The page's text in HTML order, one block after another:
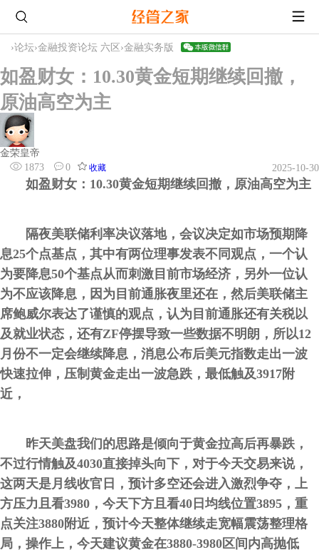
›论坛›金融投资论坛 六区 ›金融实务版
如盈财女：10.30黄金短期继续回撤，
原油高空为主
金荣皇帝
1873
0 收藏 2025-10-30
​ 如盈财女：10.30黄金短期继续回撤，原油高空为主
隔夜美联储利率决议落地，会议决定如市场预期降
息25个点基点，其中有两位理事发表不同观点，一个认
为要降息50个基点从而刺激目前市场经济，另外一位认
为不应该降息，因为目前通胀夜里还在，然后美联储主
席鲍威尔表达了谨慎的观点，认为目前通胀还有关税以
及就业状态，还有ZF停摆导致一些数据不明朗，所以12
月份不一定会继续降息，消息公布后美元指数走出一波
快速拉伸，压制黄金走出一波急跌，最低触及3917附
近，
昨天美盘我们的思路是倾向于黄金拉高后再暴跌，
不过行情触及4030直接掉头向下，对于今天交易来说，
这两天是月线收官日，预计多空还会进入激烈争夺，上
方压力且看3980，今天下方且看40日均线位置3895，重
点关注3880附近，预计今天整体继续走宽幅震荡整理格
局，操作上，今天建议黄金在3880-3980区间内高抛低